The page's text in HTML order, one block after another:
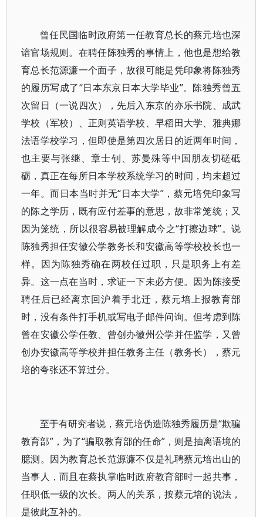
曾任民国临时政府第一任教育总长的蔡元培也深
谙官场规则。在聘任陈独秀的事情上，他也是想给教
育总长范源濂一个面子，故很可能是凭印象将陈独秀
的履历写成了“日本东京日本大学毕业”。陈独秀曾五
次留日（一说四次），先后入东京的亦乐书院、成武
学校（军校）、正则英语学校、早稻田大学、雅典娜
法语学校学习，但即使是第四次居日的近两年时间，
也主要与张继、章士钊、苏曼殊等中国朋友切磋砥
砺，真正在每所日本学校系统学习的时间，均未超过
一年。而日本当时并无“日本大学”，蔡元培凭印象写
的陈之学历，既有应付差事的意思，故非常笼统；又
因为笼统，所以很容易被理解成今之“打擦边球”。说
陈独秀担任安徽公学教务长和安徽高等学校校长也一
样。因为陈独秀确在两校任过职，只是职务上有差
异。这一点在当时，求证一下未必方便。因为陈接受
聘任后已经离京回沪着手北迁，蔡元培上报教育部
时，没有条件打手机或写电子邮件问询。但考虑到陈
曾在安徽公学任教、曾创办徽州公学并任监学，又曾
创办安徽高等学校并担任教务主任（教务长），蔡元
培的夸张还不算过分。
至于有研究者说，蔡元培伪造陈独秀履历是“欺骗
教育部”，为了“骗取教育部的任命”，则是抽离语境的
臆测。因为教育总长范源濂不仅是礼聘蔡元培出山的
当事人，而且在蔡执掌临时政府教育部时一起共事，
任职低一级的次长。两人的关系，按蔡元培的说法，
是彼此互补的。